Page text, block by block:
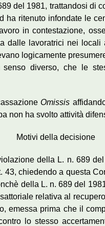
del 1981, trattandosi di
ha ritenuto infondate le
in contestazione,
dalle lavoratrici nei
logicamente
diverso, che le
Omissis
non ha svolto attività
Motivi della decisione
della L. n. 689
43, chiedendo a questa
della L. n. 689 del
relativa al
emessa prima che il
lo stesso